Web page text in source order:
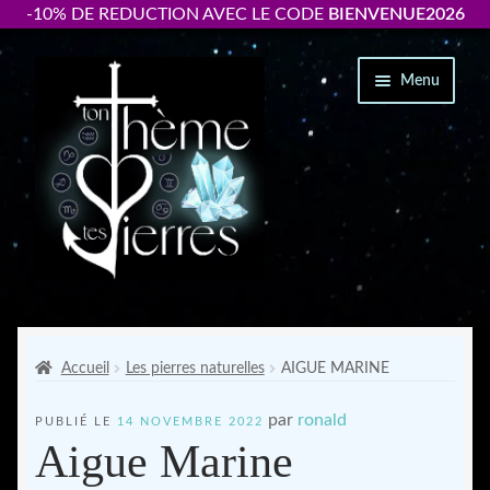
-10% DE REDUCTION AVEC LE CODE BIENVENUE2026
navigation
contenu
Menu
Bracelets par signe astrologique
Accessoires
Ton thème astrologique
Accueil Les pierres naturelles AIGUE MARINE
PUBLIÉ LE 14 NOVEMBRE 2022 par ronald
Aigue Marine